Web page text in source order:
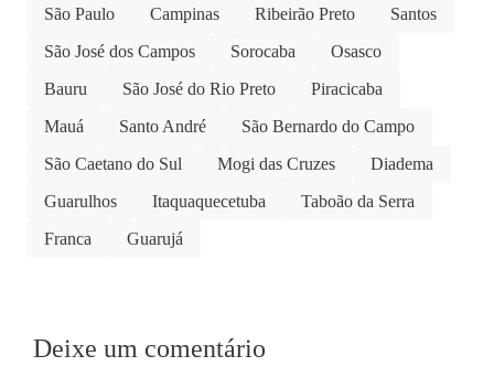
São Paulo Campinas Ribeirão Preto
Santos
São José dos Campos
Sorocaba
Osasco
Bauru
São José do Rio Preto
Piracicaba
Mauá
Santo André
São Bernardo do Campo
São Caetano do Sul
Mogi das Cruzes
Diadema
Guarulhos
Itaquaquecetuba
Taboão da Serra
Franca
Guarujá
Deixe um comentário